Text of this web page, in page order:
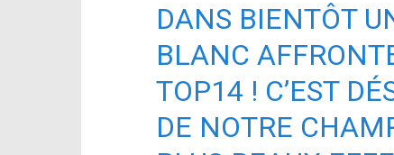
DANS BIENTÔT
BLANC
TOP14 ! C’EST
DE NOTRE